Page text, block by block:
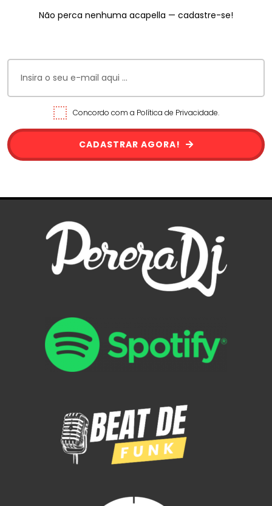
Não perca nenhuma acapella — cadastre-se!
Concordo com a Política de Privacidade.
CADASTRAR AGORA!